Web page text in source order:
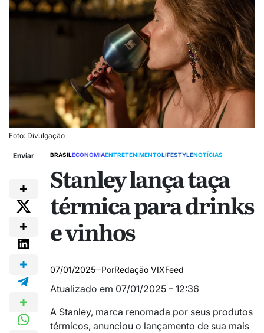
Foto: Divulgação
Enviar BRASILECONOMIAENTRETENIMENTOLIFESTYLENOTÍCIAS
Stanley lança taça
térmica para drinks
e vinhos
07/01/2025 PorRedação VIXFeed
Atualizado em 07/01/2025 – 12:36
A Stanley, marca renomada por seus produtos
térmicos, anunciou o lançamento de sua mais